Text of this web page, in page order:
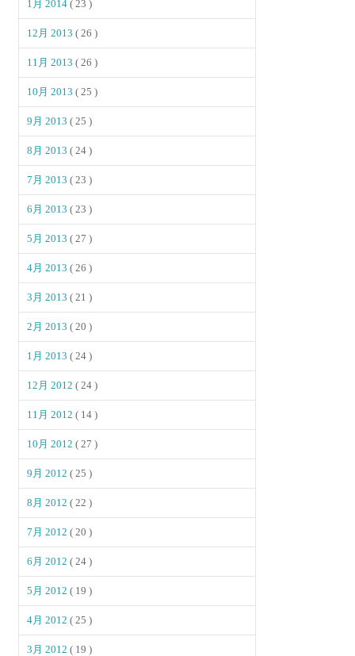
1月 2014( 23 )
12月 2013( 26 )
11月 2013( 26 )
10月 2013( 25 )
9月 2013( 25 )
8月 2013( 24 )
7月 2013( 23 )
6月 2013( 23 )
5月 2013( 27 )
4月 2013( 26 )
3月 2013( 21 )
2月 2013( 20 )
1月 2013( 24 )
12月 2012( 24 )
11月 2012( 14 )
10月 2012( 27 )
9月 2012( 25 )
8月 2012( 22 )
7月 2012( 20 )
6月 2012( 24 )
5月 2012( 19 )
4月 2012( 25 )
3月 2012( 19 )